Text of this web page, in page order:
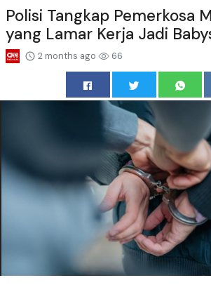
Polisi Tangkap Pemerkosa
yang Lamar Kerja Jadi
2 months ago 66